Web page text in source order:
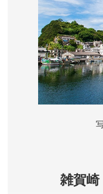
日本イタリア料理
術とセンスが光る
魅力です。カフェ
キ、地元の味覚を
評判で、ここなら
バスルームの窓越
ットハーバーを望
雑賀